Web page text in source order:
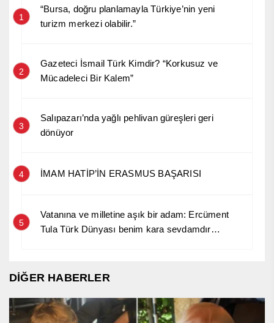
1
“Bursa, doğru planlamayla Türkiye’nin yeni
turizm merkezi olabilir.”
2
Gazeteci İsmail Türk Kimdir? “Korkusuz ve
Mücadeleci Bir Kalem”
3
Salıpazarı’nda yağlı pehlivan güreşleri geri
dönüyor
4 İMAM HATİP’İN ERASMUS BAŞARISI
5
Vatanına ve milletine aşık bir adam: Ercüment
Tula Türk Dünyası benim kara sevdamdır…
DİĞER HABERLER